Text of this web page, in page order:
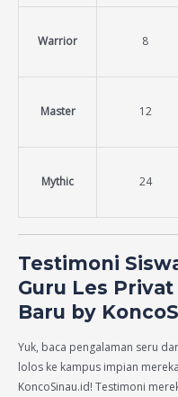
Warrior 8
Master 12
Mythic 24
Testimoni
Guru Les Privat
Baru by
Yuk, baca pengalaman seru
lolos ke kampus impian
KoncoSinau.id! Testimoni